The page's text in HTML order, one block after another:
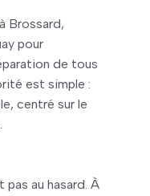
Brossard,
pour
de tous
est simple :
centré sur le
au hasard. À